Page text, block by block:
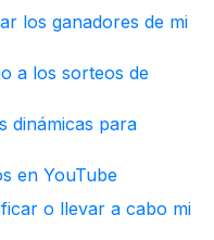
los ganadores de mi
a los sorteos de
dinámicas para
en YouTube
o llevar a cabo mi